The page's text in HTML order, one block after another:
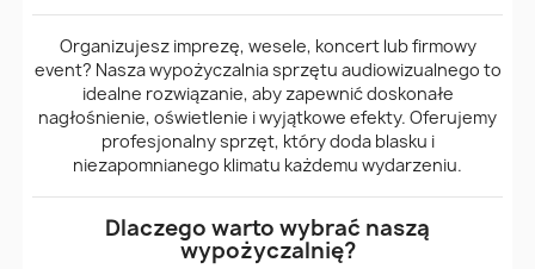
Organizujesz imprezę, wesele, koncert lub firmowy
event? Nasza wypożyczalnia sprzętu audiowizualnego to
idealne rozwiązanie, aby zapewnić doskonałe
nagłośnienie, oświetlenie i wyjątkowe efekty. Oferujemy
profesjonalny sprzęt, który doda blasku i
niezapomnianego klimatu każdemu wydarzeniu.
Dlaczego warto wybrać naszą
wypożyczalnię?